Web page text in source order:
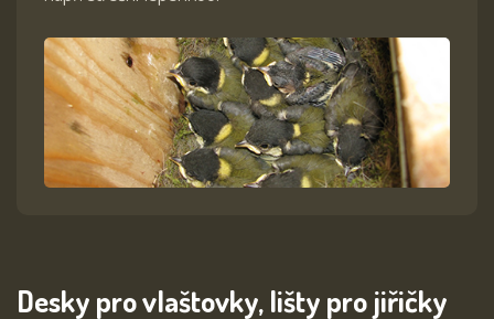
Desky pro vlaštovky, lišty pro jiřičky